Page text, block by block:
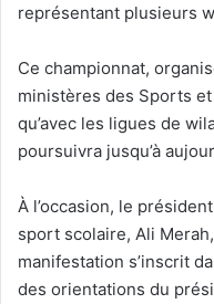
représentant plusieurs
Ce championnat,
ministères des Sports et
qu’avec les ligues de
poursuivra jusqu’à
À l’occasion, le
sport scolaire, Ali
manifestation s’inscrit
des orientations du